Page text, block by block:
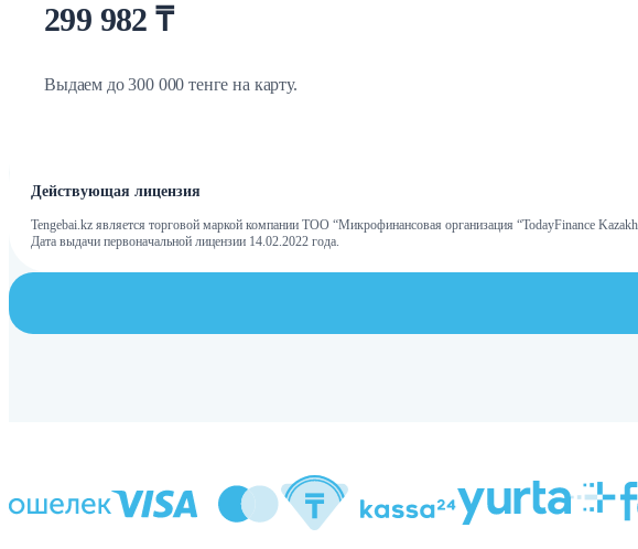
300 000 ₸
Выдаем до 300 000 тенге на карту.
Действующая лицензия
Tengebai.kz является торговой маркой компании ТОО “Микрофинансовая организация “TodayFinance
Дата выдачи первоначальной лицензии 14.02.2022 года.